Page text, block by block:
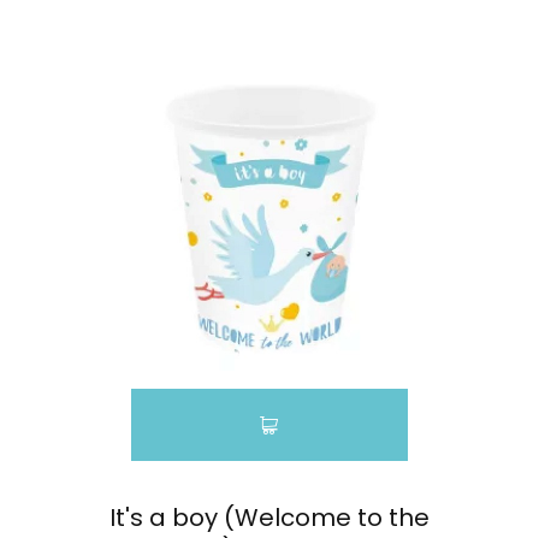
It's a boy (Welcome to the